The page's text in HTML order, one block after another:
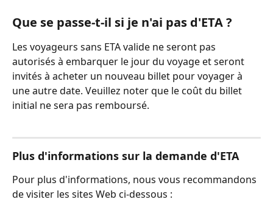
Que se passe-t-il si je n'ai pas d'ETA ?
Les voyageurs sans ETA valide ne seront pas
autorisés à embarquer le jour du voyage et seront
invités à acheter un nouveau billet pour voyager à
une autre date. Veuillez noter que le coût du billet
initial ne sera pas remboursé.
Plus d'informations sur la demande d'ETA
Pour plus d'informations, nous vous recommandons
de visiter les sites Web ci-dessous :